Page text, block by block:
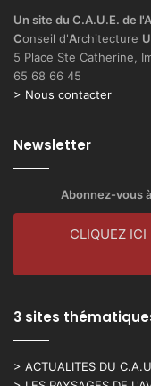
Un site du C.A.U.E. de
Conseil d'Architecture U
5 Place Ste Catherine,
65 68 66 45
> Nous contacter
Newsletter
Abonnez-vous
CLIQUEZ
3 sites
> ACTUALITES DU